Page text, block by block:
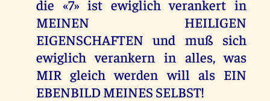
die «7» ist ewiglich verankert in
MEINEN HEILIGEN
EIGENSCHAFTEN und muß sich
ewiglich verankern in alles, was
MIR gleich werden will als EIN
EBENBILD MEINES SELBST!